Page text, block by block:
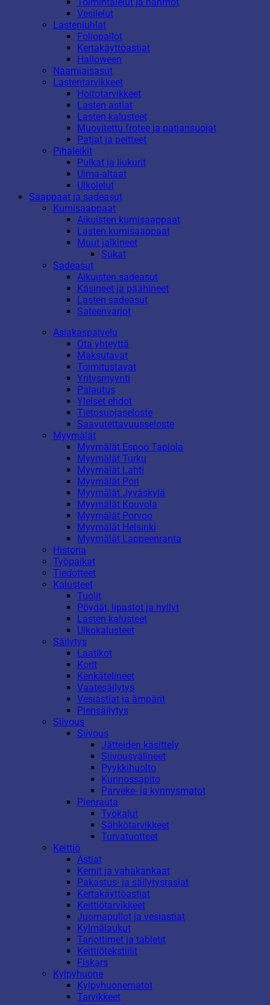
Vesilelut
Lastenjuhlat
Foliopallot
Kertakäyttöastiat
Halloween
Naamiaisasut
Lastentarvikkeet
Hoitotarvikkeet
Lasten astiat
Lasten kalusteet
Muovitettu frotee ja patjansuojat
Patjat ja peitteet
Pihaleikit
Pulkat ja liukurit
Uima-altaat
Ulkolelut
Saappaat ja sadeasut
Kumisaappaat
Aikuisten kumisaappaat
Lasten kumisaappaat
Muut jalkineet
Sukat
Sadeasut
Aikuisten sadeasut
Käsineet ja päähineet
Lasten sadeasut
Sateenvarjot
Asiakaspalvelu
Ota yhteyttä
Maksutavat
Toimitustavat
Yritysmyynti
Palautus
Yleiset ehdot
Tietosuojaseloste
Saavutettavuusseloste
Myymälät
Myymälät Espoo Tapiola
Myymälät Turku
Myymälät Lahti
Myymälät Pori
Myymälät Jyväskylä
Myymälät Kouvola
Myymälät Porvoo
Myymälät Helsinki
Myymälät Lappeenranta
Historia
Työpaikat
Tiedotteet
Kalusteet
Tuolit
Pöydät, lipastot ja hyllyt
Lasten kalusteet
Ulkokalusteet
Säilytys
Laatikot
Korit
Kenkätelineet
Vaatesäilytys
Vesiastiat ja ämpärit
Piensäilytys
Siivous
Siivous
Jätteiden käsittely
Siivousvälineet
Pyykkihuolto
Kunnossapito
Parveke- ja kynnysmatot
Pienrauta
Työkalut
Sähkötarvikkeet
Turvatuotteet
Keittiö
Astiat
Kernit ja vahakankaat
Pakastus- ja säilytysrasiat
Kertakäyttöastiat
Keittiötarvikkeet
Juomapullot ja vesiastiat
Kylmälaukut
Tarjottimet ja tabletit
Keittiötekstiilit
Fiskars
Kylpyhuone
Kylpyhuonematot
Tarvikkeet